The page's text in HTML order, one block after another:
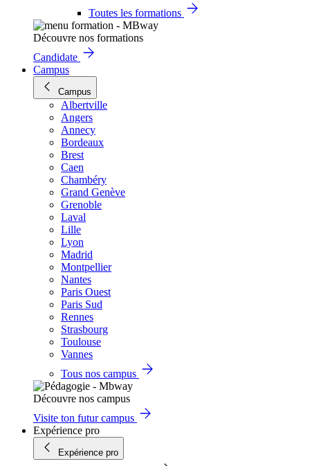
Toutes les formations
Découvre nos formations
Candidate
Campus
Campus
Albertville
Angers
Annecy
Bordeaux
Brest
Caen
Chambéry
Grand Genève
Grenoble
Laval
Lille
Lyon
Madrid
Montpellier
Nantes
Paris Ouest
Paris Sud
Rennes
Strasbourg
Toulouse
Vannes
Tous nos campus
Découvre nos campus
Visite ton futur campus
Expérience pro
Expérience pro